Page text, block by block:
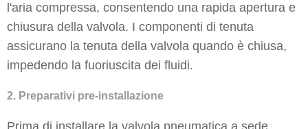
l'aria compressa, consentendo una rapida apertura e
chiusura della valvola. I componenti di tenuta
assicurano la tenuta della valvola quando è chiusa,
impedendo la fuoriuscita dei fluidi.
2. Preparativi pre-installazione
Prima di installare la valvola pneumatica a sede